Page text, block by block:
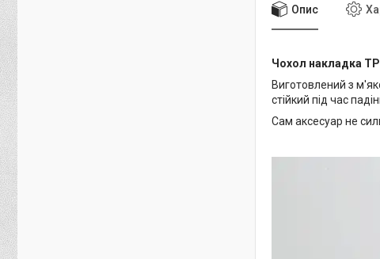
Опис
Чохол накладка
Виготовлений з
стійкий під час
Сам аксесуар не